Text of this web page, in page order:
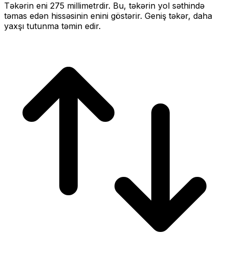
Təkərin eni 275 millimetrdir. Bu, təkərin yol səthində
təmas edən hissəsinin enini göstərir. Geniş təkər, daha
yaxşı tutunma təmin edir.